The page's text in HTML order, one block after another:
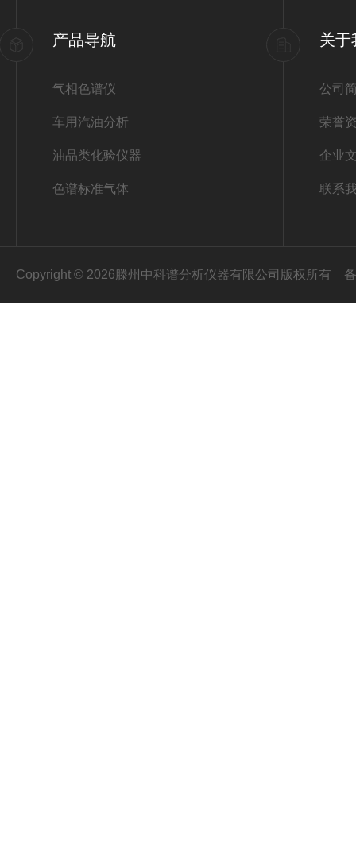
产品导航
气相色谱仪
车用汽油分析
油品类化验仪器
色谱标准气体
关于
公司
荣誉
企业
联系
Copyright © 2026滕州中科谱分析仪器有限公司版权所有